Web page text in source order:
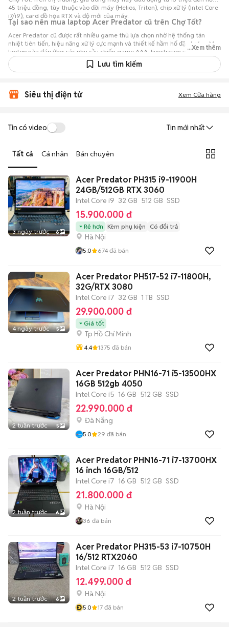
45 triệu đồng, tùy thuộc vào đời máy (Helios, Triton), chip xử lý (Intel Core
i7/i9), card đồ họa RTX và độ mới của máy.
Tại sao nên mua laptop Acer Predator cũ trên Chợ Tốt?
Acer Predator cũ được rất nhiều game thủ lựa chọn nhờ hệ thống tản
nhiệt tiên tiến, hiệu năng xử lý cực mạnh và thiết kế hầm hố đặc trưng. Mẫu
laptop này đáp ứng các nhu cầu chiến game AAA, livestream và xử lý các
tác vụ đồ họa nặng mượt mà. Với hơn 18 tin đăng bán Acer Predator cũ
trên Chợ Tốt, người mua có thể dễ dàng tham khảo các dòng máy từ bình
...Xem thêm
Lưu tìm kiếm
Siêu thị điện tử Xem Cửa hàng
Tin có video Tin mới nhất
Tất cả Cá nhân Bán chuyên
3 ngày trước 6
Acer Predator PH315 i9-11900H
24GB/512GB RTX 3060
Intel Core i9 32 GB 512 GB SSD
15.900.000 đ
Rẻ hơn Kèm phụ kiện Có đổi trả
Hà Nội
5.0 674 đã bán
4 ngày trước 5
Acer Predator PH517-52 i7-11800H,
32G/RTX 3080
Intel Core i7 32 GB 1 TB SSD
29.900.000 đ
Giá tốt
Tp Hồ Chí Minh
4.4 1375 đã bán
2 tuần trước 5
Acer Predator PHN16-71 i5-13500HX
16GB 512gb 4050
Intel Core i5 16 GB 512 GB SSD
22.990.000 đ
Đà Nẵng
5.0 29 đã bán
2 tuần trước 6
Acer Predator PHN16-71 i7-13700HX
16 inch 16GB/512
Intel Core i7 16 GB 512 GB SSD
21.800.000 đ
Hà Nội
36 đã bán
2 tuần trước 6
Acer Predator PH315-53 i7-10750H
16/512 RTX2060
Intel Core i7 16 GB 512 GB SSD
12.499.000 đ
Hà Nội
Đ5.0 17 đã bán